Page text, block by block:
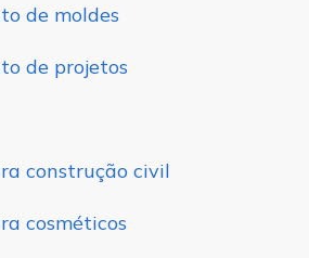
de moldes
de projetos
construção civil
cosméticos